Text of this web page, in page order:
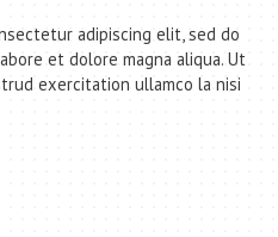
adipiscing elit, sed do
et dolore magna aliqua. Ut
exercitation ullamco la nisi